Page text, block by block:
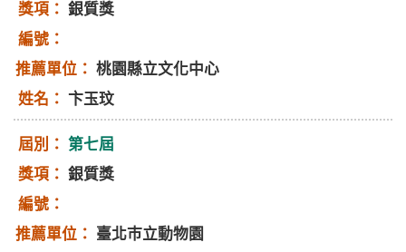
銀質獎
桃園縣立文化中心
卞玉玟
第七屆
銀質獎
臺北巿立動物園